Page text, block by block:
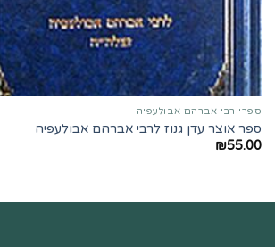
ספרי רבי אברהם אבולעפיה
ספר אוצר עדן גנוז לרבי אברהם אבולעפיה
₪55.00